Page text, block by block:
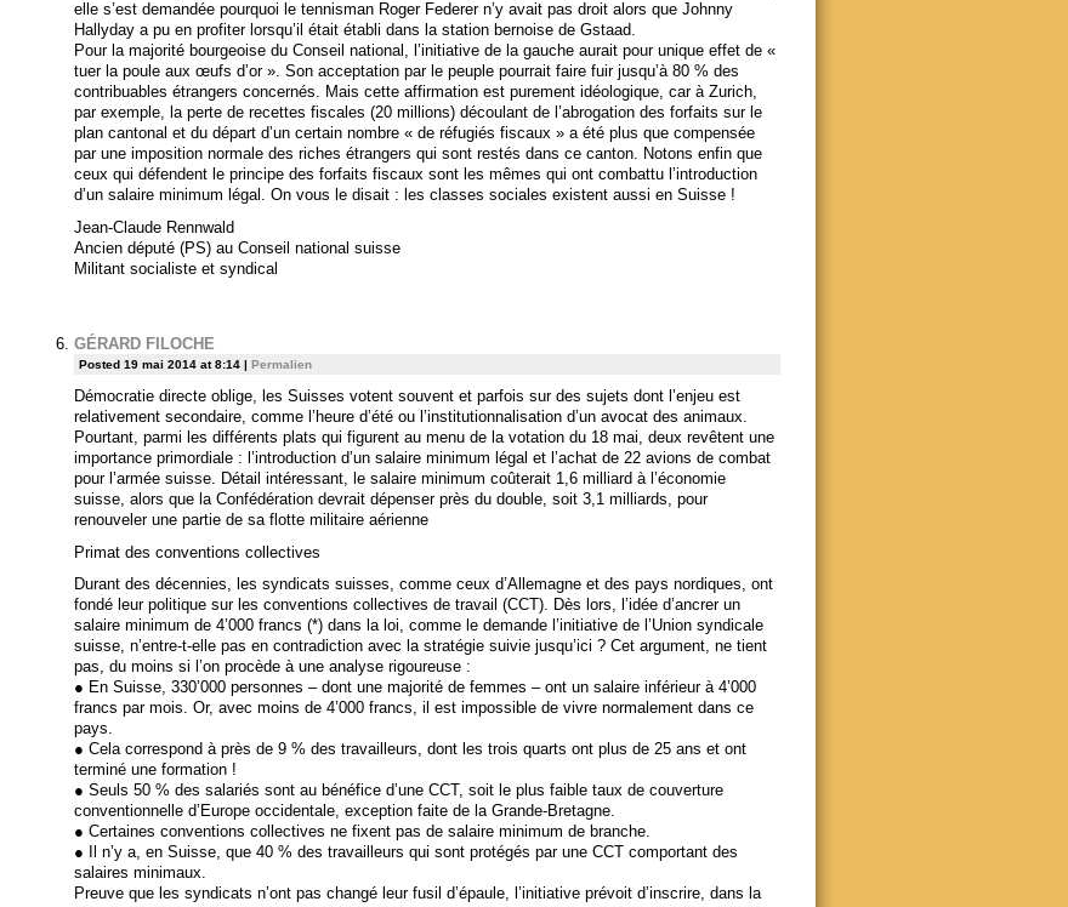
elle s’est demandée pourquoi le tennisman Roger Federer n’y avait pas droit alors que Johnny
Hallyday a pu en profiter lorsqu’il était établi dans la station bernoise de Gstaad.
Pour la majorité bourgeoise du Conseil national, l’initiative de la gauche aurait pour unique effet de «
tuer la poule aux œufs d’or ». Son acceptation par le peuple pourrait faire fuir jusqu’à 80 % des
contribuables étrangers concernés. Mais cette affirmation est purement idéologique, car à Zurich,
par exemple, la perte de recettes fiscales (20 millions) découlant de l’abrogation des forfaits sur le
plan cantonal et du départ d’un certain nombre « de réfugiés fiscaux » a été plus que compensée
par une imposition normale des riches étrangers qui sont restés dans ce canton. Notons enfin que
ceux qui défendent le principe des forfaits fiscaux sont les mêmes qui ont combattu l’introduction
d’un salaire minimum légal. On vous le disait : les classes sociales existent aussi en Suisse !
Jean-Claude Rennwald
Ancien député (PS) au Conseil national suisse
Militant socialiste et syndical
GÉRARD FILOCHE
Posted 19 mai 2014 at 8:14 | Permalien
Démocratie directe oblige, les Suisses votent souvent et parfois sur des sujets dont l’enjeu est
relativement secondaire, comme l’heure d’été ou l’institutionnalisation d’un avocat des animaux.
Pourtant, parmi les différents plats qui figurent au menu de la votation du 18 mai, deux revêtent une
importance primordiale : l’introduction d’un salaire minimum légal et l’achat de 22 avions de combat
pour l’armée suisse. Détail intéressant, le salaire minimum coûterait 1,6 milliard à l’économie
suisse, alors que la Confédération devrait dépenser près du double, soit 3,1 milliards, pour
renouveler une partie de sa flotte militaire aérienne
Primat des conventions collectives
Durant des décennies, les syndicats suisses, comme ceux d’Allemagne et des pays nordiques, ont
fondé leur politique sur les conventions collectives de travail (CCT). Dès lors, l’idée d’ancrer un
salaire minimum de 4’000 francs (*) dans la loi, comme le demande l’initiative de l’Union syndicale
suisse, n’entre-t-elle pas en contradiction avec la stratégie suivie jusqu’ici ? Cet argument, ne tient
pas, du moins si l’on procède à une analyse rigoureuse :
● En Suisse, 330’000 personnes – dont une majorité de femmes – ont un salaire inférieur à 4’000
francs par mois. Or, avec moins de 4’000 francs, il est impossible de vivre normalement dans ce
pays.
● Cela correspond à près de 9 % des travailleurs, dont les trois quarts ont plus de 25 ans et ont
terminé une formation !
● Seuls 50 % des salariés sont au bénéfice d’une CCT, soit le plus faible taux de couverture
conventionnelle d’Europe occidentale, exception faite de la Grande-Bretagne.
● Certaines conventions collectives ne fixent pas de salaire minimum de branche.
● Il n’y a, en Suisse, que 40 % des travailleurs qui sont protégés par une CCT comportant des
salaires minimaux.
Preuve que les syndicats n’ont pas changé leur fusil d’épaule, l’initiative prévoit d’inscrire, dans la